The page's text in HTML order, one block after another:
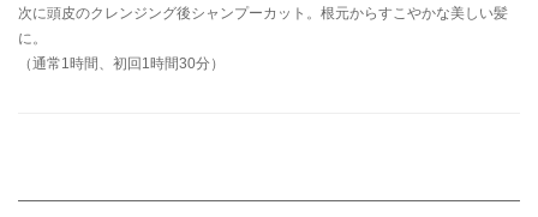
次に頭皮のクレンジング後シャンプーカット。根元からすこやかな美しい髪
に。
（通常1時間、初回1時間30分）